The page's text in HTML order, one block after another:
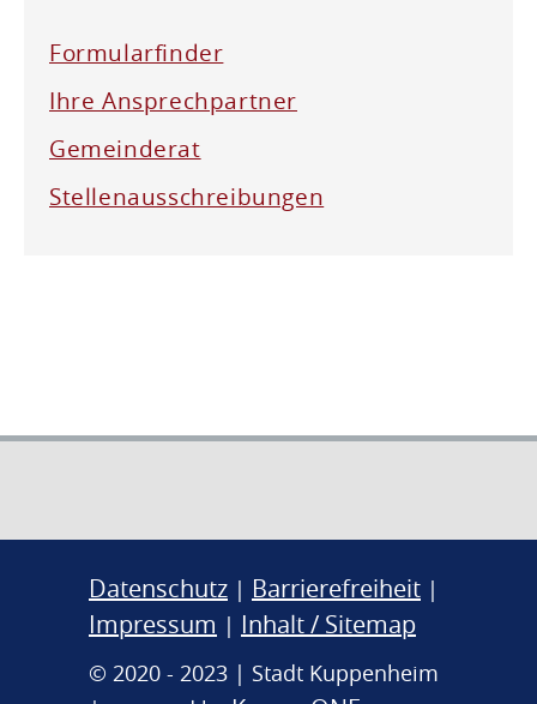
Formularfinder
Ihre Ansprechpartner
Gemeinderat
Stellenausschreibungen
Datenschutz | Barrierefreiheit |
Impressum | Inhalt / Sitemap
© 2020 - 2023 | Stadt Kuppenheim